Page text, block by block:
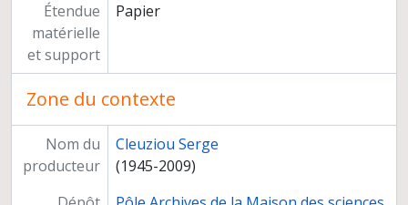
Activités d'expertise
Autres responsabilités
Carrière
Étendue
matérielle
et support
Papier
Zone du contexte
Nom du
producteur
Cleuziou Serge
(1945-2009)